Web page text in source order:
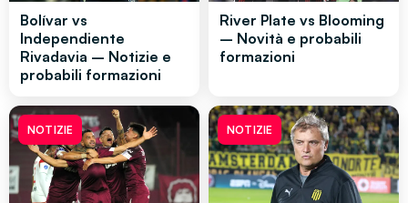
Bolívar vs
Independiente
Rivadavia – Notizie e
probabili formazioni
River Plate vs Blooming
– Novità e probabili
formazioni
NOTIZIE NOTIZIE